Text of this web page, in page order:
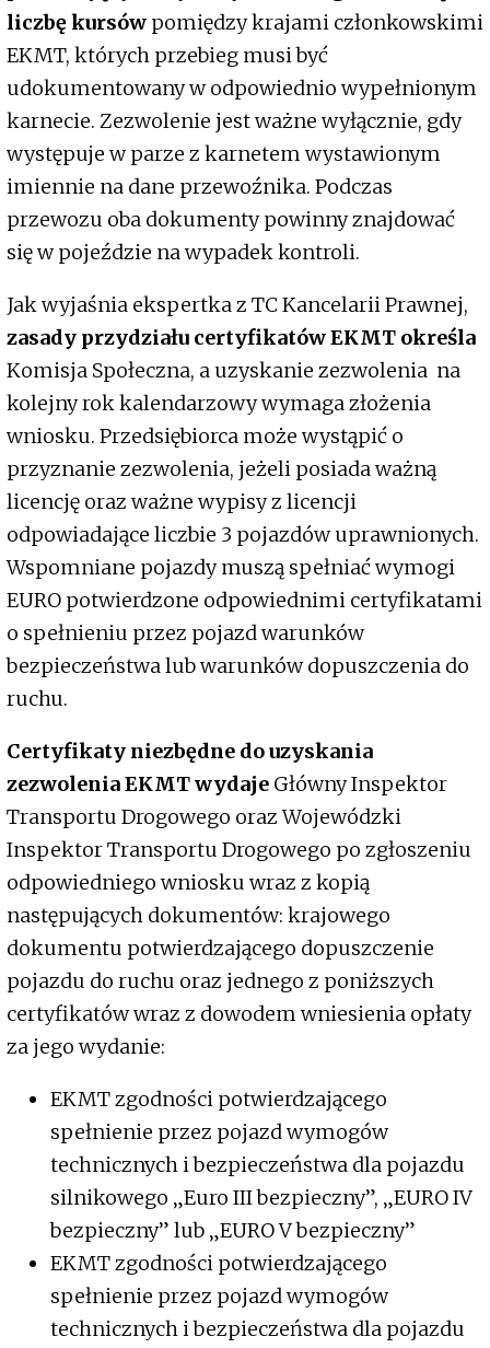
liczbę kursów pomiędzy krajami członkowskimi
EKMT, których przebieg musi być
udokumentowany w odpowiednio wypełnionym
karnecie. Zezwolenie jest ważne wyłącznie, gdy
występuje w parze z karnetem wystawionym
imiennie na dane przewoźnika. Podczas
przewozu oba dokumenty powinny znajdować
się w pojeździe na wypadek kontroli.
Jak wyjaśnia ekspertka z TC Kancelarii Prawnej,
zasady przydziału certyfikatów EKMT określa
Komisja Społeczna, a uzyskanie zezwolenia na
kolejny rok kalendarzowy wymaga złożenia
wniosku. Przedsiębiorca może wystąpić o
przyznanie zezwolenia, jeżeli posiada ważną
licencję oraz ważne wypisy z licencji
odpowiadające liczbie 3 pojazdów uprawnionych.
Wspomniane pojazdy muszą spełniać wymogi
EURO potwierdzone odpowiednimi certyfikatami
o spełnieniu przez pojazd warunków
bezpieczeństwa lub warunków dopuszczenia do
ruchu.
Certyfikaty niezbędne do uzyskania
zezwolenia EKMT wydaje Główny Inspektor
Transportu Drogowego oraz Wojewódzki
Inspektor Transportu Drogowego po zgłoszeniu
odpowiedniego wniosku wraz z kopią
następujących dokumentów: krajowego
dokumentu potwierdzającego dopuszczenie
pojazdu do ruchu oraz jednego z poniższych
certyfikatów wraz z dowodem wniesienia opłaty
za jego wydanie:
EKMT zgodności potwierdzającego
spełnienie przez pojazd wymogów
technicznych i bezpieczeństwa dla pojazdu
silnikowego „Euro III bezpieczny”, „EURO IV
bezpieczny” lub „EURO V bezpieczny”
EKMT zgodności potwierdzającego
spełnienie przez pojazd wymogów
technicznych i bezpieczeństwa dla pojazdu